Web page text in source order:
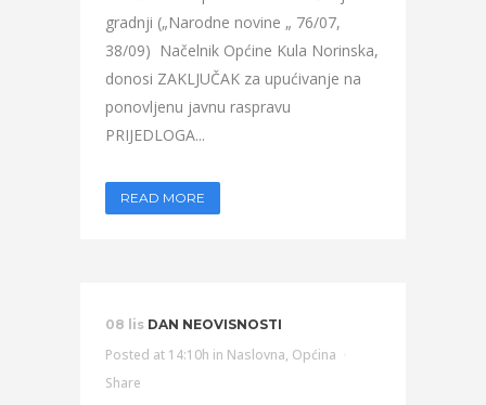
gradnji („Narodne novine „ 76/07,
38/09) Načelnik Općine Kula Norinska,
donosi ZAKLJUČAK za upućivanje na
ponovljenu javnu raspravu
PRIJEDLOGA...
READ MORE
08 lis DAN NEOVISNOSTI
Posted at 14:10h in Naslovna, Općina
Share